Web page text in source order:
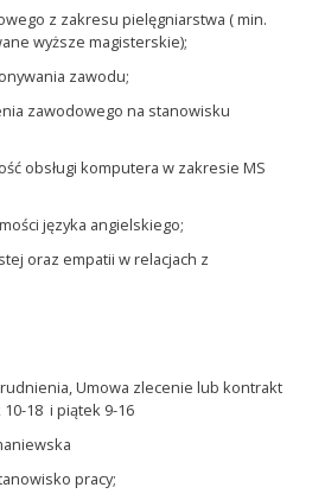
z zakresu pielęgniarstwa ( min.
wyższe magisterskie);
zawodu;
zawodowego na stanowisku
obsługi komputera w zakresie MS
języka angielskiego;
oraz empatii w relacjach z
Umowa zlecenie lub kontrakt
18 i piątek 9-16
pracy;